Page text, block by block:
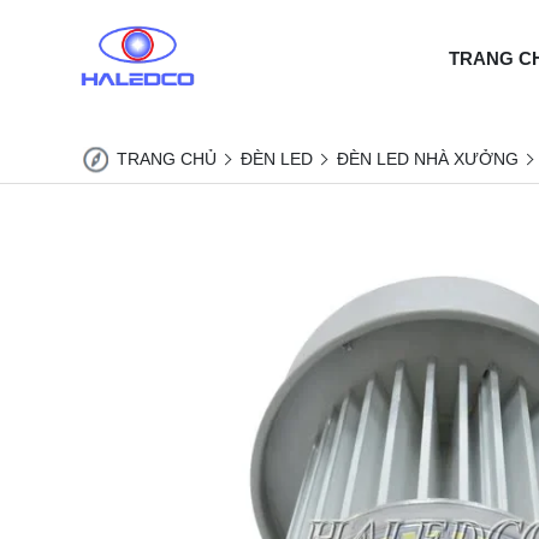
TRANG
TRANG CHỦ ĐÈN LED ĐÈN LED NHÀ XƯỞNG